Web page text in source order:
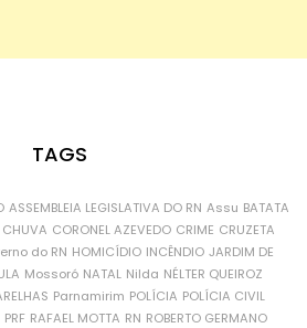
TAGS
ASSEMBLEIA LEGISLATIVA DO RN Assu BATATA
CHUVA CORONEL AZEVEDO CRIME CRUZETA
do RN HOMICÍDIO INCÊNDIO JARDIM DE
Mossoró NATAL Nilda NÉLTER QUEIROZ
Parnamirim POLÍCIA POLÍCIA CIVIL
PRF RAFAEL MOTTA RN ROBERTO GERMANO